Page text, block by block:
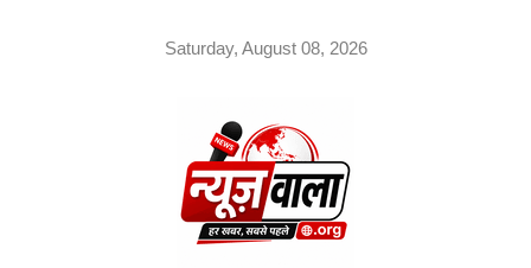
Saturday, August 08, 2026